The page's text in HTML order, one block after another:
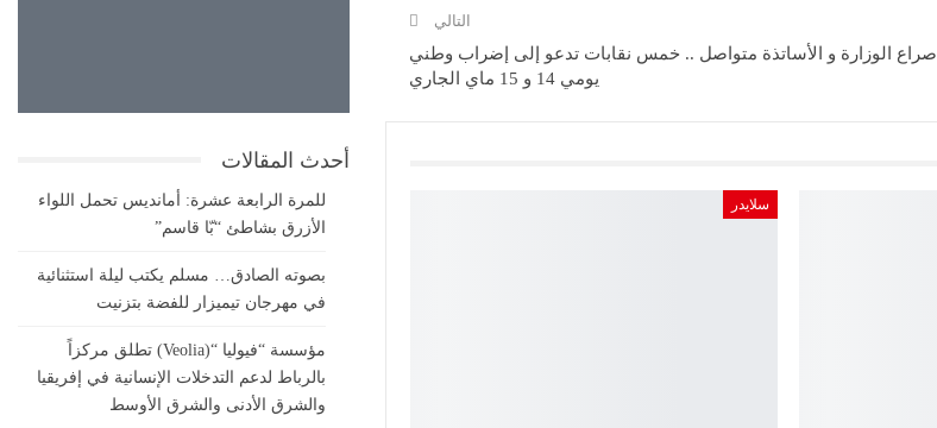
التالي
صراع الوزارة و الأساتذة متواصل .. خمس نقابات تدعو إلى إضراب وطني
يومي 14 و 15 ماي الجاري
سلايدر
أحدث المقالات
للمرة الرابعة عشرة: أمانديس تحمل اللواء
الأزرق بشاطئ “بّا قاسم”
بصوته الصادق… مسلم يكتب ليلة استثنائية
في مهرجان تيميزار للفضة بتزنيت
مؤسسة “فيوليا “(Veolia) تطلق مركزاً
بالرباط لدعم التدخلات الإنسانية في إفريقيا
والشرق الأدنى والشرق الأوسط